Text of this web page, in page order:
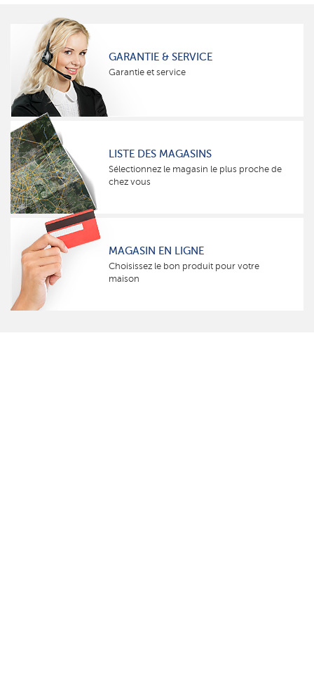
GARANTIE & SERVICE
Garantie et service
LISTE DES MAGASINS
Sélectionnez le magasin le plus proche de
chez vous
MAGASIN EN LIGNE
Choisissez le bon produit pour votre
maison